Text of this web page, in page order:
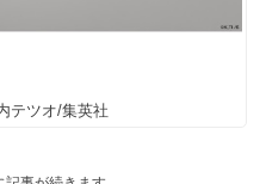
テツオ/集英社